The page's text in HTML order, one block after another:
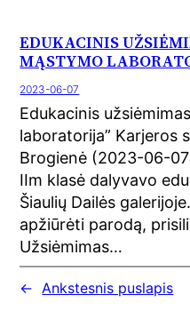
EDUKACINIS
MĄSTYMO
2023-06-07
Edukacinis
laboratorija” Karjeros
Brogienė (2023-06-
IIm klasė dalyvavo
Šiaulių Dailės
apžiūrėti parodą,
Užsiėmimas…
← Ankstesnis puslapis